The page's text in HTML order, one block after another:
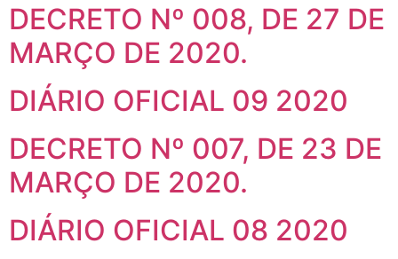
DECRETO Nº 008, DE 27 DE
MARÇO DE 2020.
DIÁRIO OFICIAL 09 2020
DECRETO Nº 007, DE 23 DE
MARÇO DE 2020.
DIÁRIO OFICIAL 08 2020